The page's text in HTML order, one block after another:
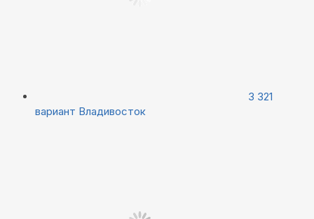
3 321
вариант Владивосток